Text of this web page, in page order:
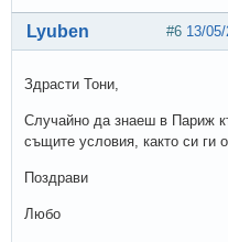
#6 13/
Lyuben
Здрасти Тони,
Случайно да знаеш в Париж
същите условия, както си ги
Поздрави
Любо